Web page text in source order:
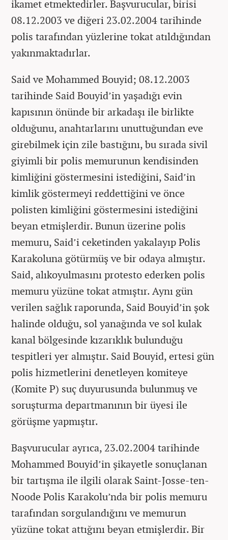
ikamet etmektedirler. Başvurucular, birisi
08.12.2003 ve diğeri 23.02.2004 tarihinde
polis tarafından yüzlerine tokat atıldığından
yakınmaktadırlar.
Said ve Mohammed Bouyid; 08.12.2003
tarihinde Said Bouyid’in yaşadığı evin
kapısının önünde bir arkadaşı ile birlikte
olduğunu, anahtarlarını unuttuğundan eve
girebilmek için zile bastığını, bu sırada sivil
giyimli bir polis memurunun kendisinden
kimliğini göstermesini istediğini, Said’in
kimlik göstermeyi reddettiğini ve önce
polisten kimliğini göstermesini istediğini
beyan etmişlerdir. Bunun üzerine polis
memuru, Said’i ceketinden yakalayıp Polis
Karakoluna götürmüş ve bir odaya almıştır.
Said, alıkoyulmasını protesto ederken polis
memuru yüzüne tokat atmıştır. Aynı gün
verilen sağlık raporunda, Said Bouyid’in şok
halinde olduğu, sol yanağında ve sol kulak
kanal bölgesinde kızarıklık bulunduğu
tespitleri yer almıştır. Said Bouyid, ertesi gün
polis hizmetlerini denetleyen komiteye
(Komite P) suç duyurusunda bulunmuş ve
soruşturma departmanının bir üyesi ile
görüşme yapmıştır.
Başvurucular ayrıca, 23.02.2004 tarihinde
Mohammed Bouyid’in şikayetle sonuçlanan
bir tartışma ile ilgili olarak Saint-Josse-ten-
Noode Polis Karakolu’nda bir polis memuru
tarafından sorgulandığını ve memurun
yüzüne tokat attığını beyan etmişlerdir. Bir